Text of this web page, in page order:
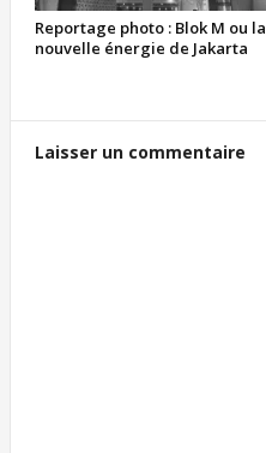
Reportage photo : Blok M ou la
nouvelle énergie de Jakarta
Laisser un commentaire